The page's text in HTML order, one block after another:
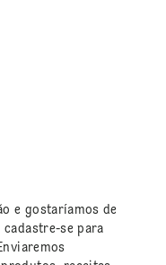
e gostaríamos de
se para